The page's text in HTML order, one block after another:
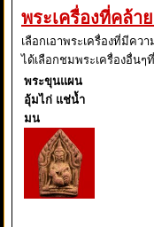
พระเครื่องที่คล้า
เลือกเอาพระเครื่องที่มีค
ได้เลือกชมพระเครื่องอื่นๆ
พระขุนแผน
อุ้มไก่ แช่น้ำ
มน